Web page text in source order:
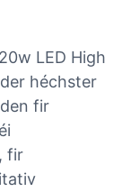
LED High
héchster
fir
fir